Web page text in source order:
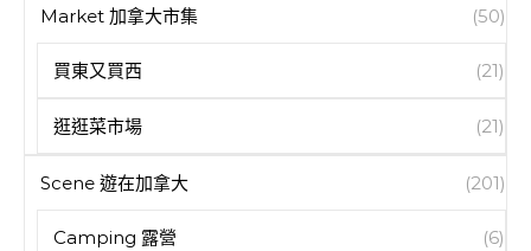
Market 加拿大市集 (50)
買東又買西 (21)
逛逛菜市場 (21)
Scene 遊在加拿大 (201)
Camping 露營 (6)